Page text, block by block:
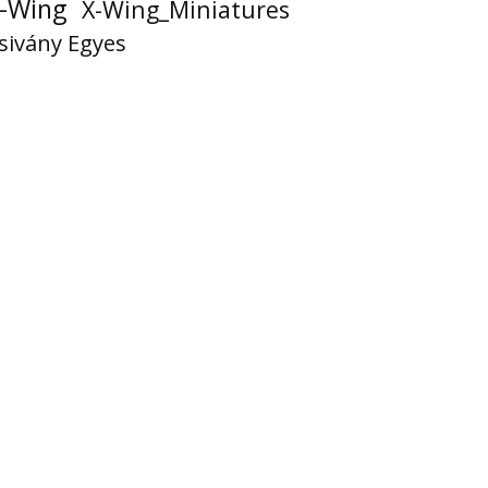
Wing X-Wing_Miniatures
Egyes